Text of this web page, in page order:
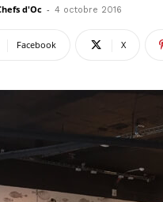
d'Oc - 4 octobre 2016
Facebook X